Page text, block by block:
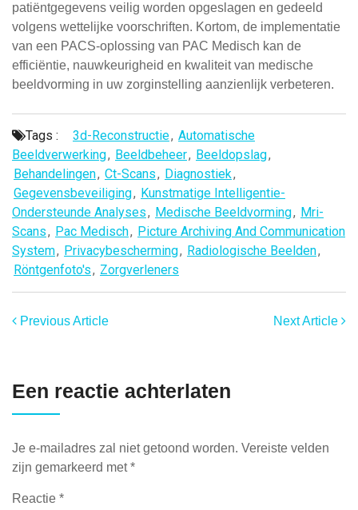
patiëntgegevens veilig worden opgeslagen en gedeeld
volgens wettelijke voorschriften. Kortom, de implementatie
van een PACS-oplossing van PAC Medisch kan de
efficiëntie, nauwkeurigheid en kwaliteit van medische
beeldvorming in uw zorginstelling aanzienlijk verbeteren.
Tags : 3d-Reconstructie, Automatische
Beeldverwerking, Beeldbeheer, Beeldopslag,
Behandelingen, Ct-Scans, Diagnostiek,
Gegevensbeveiliging, Kunstmatige Intelligentie-
Ondersteunde Analyses, Medische Beeldvorming, Mri-
Scans, Pac Medisch, Picture Archiving And Communication
System, Privacybescherming, Radiologische Beelden,
Röntgenfoto's, Zorgverleners
Previous Article Next Article
Een reactie achterlaten
Je e-mailadres zal niet getoond worden. Vereiste velden
zijn gemarkeerd met*
Reactie *